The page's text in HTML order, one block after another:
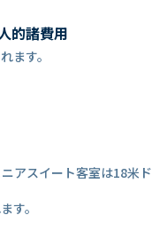
的諸費用
ます。
アスイート客室は18米ド
す。